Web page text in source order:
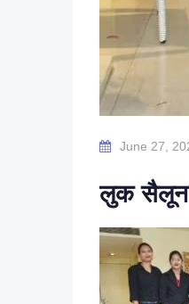
June 27,
लुक सैलून